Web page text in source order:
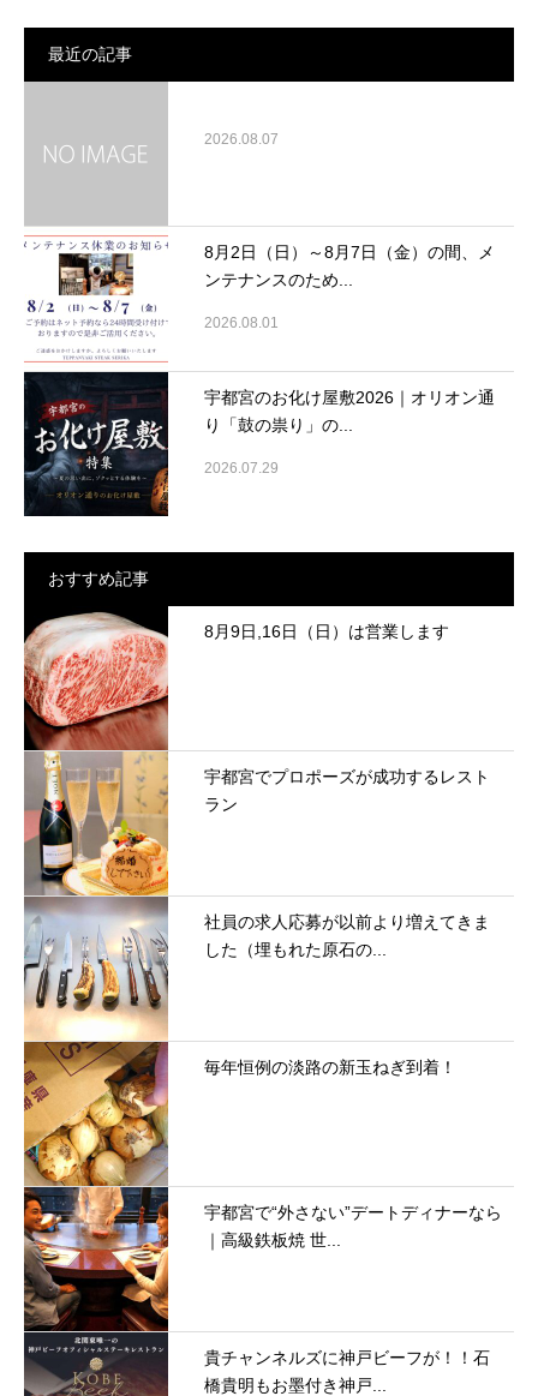
最近の記事
2026.08.07
8月2日（日）～8月7日（金）の間、メ
ンテナンスのため...
2026.08.01
宇都宮のお化け屋敷2026｜オリオン通
り「鼓の祟り」の...
2026.07.29
おすすめ記事
8月9日,16日（日）は営業します
宇都宮でプロポーズが成功するレスト
ラン
社員の求人応募が以前より増えてきま
した（埋もれた原石の...
毎年恒例の淡路の新玉ねぎ到着！
宇都宮で“外さない”デートディナーなら
｜高級鉄板焼 世...
貴チャンネルズに神戸ビーフが！！石
橋貴明もお墨付き神戸...